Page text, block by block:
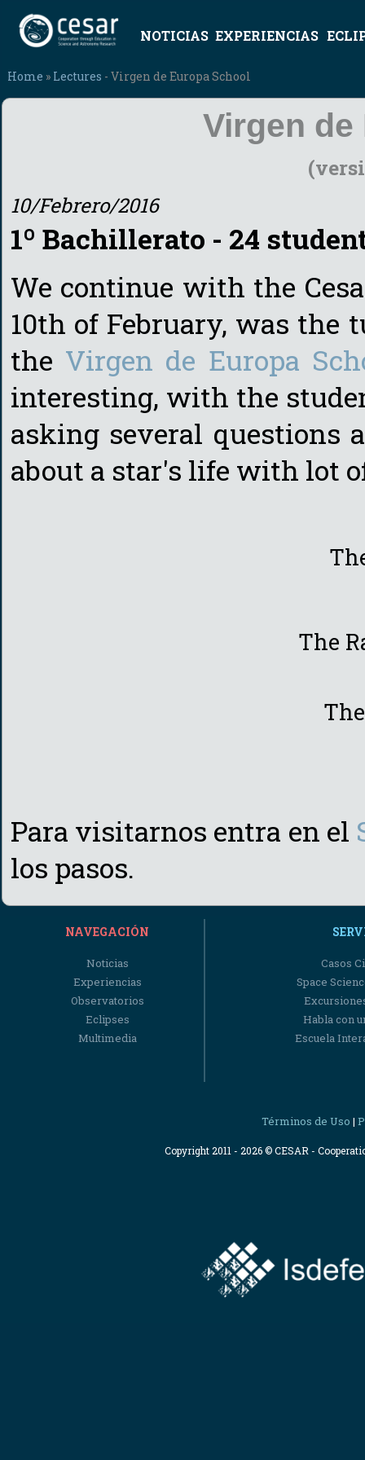
NOTICIAS EXPERIENCIAS
Home » Lectures - Virgen de Europa School
Virgen
10/Febrero/2016
1º Bachillerato - 24
We continue with the
10th of February, was the
the Virgen de Europa
interesting, with the
asking several
about a star's life with lot
The
Para visitarnos entra en el
los pasos.
NAVEGACIÓN
Noticias
Experiencias
Observatorios
Eclipses
Multimedia
Casos
Space
Habla con
Escuela
Términos de Uso |
Copyright 2011 - 2026 © CESAR -